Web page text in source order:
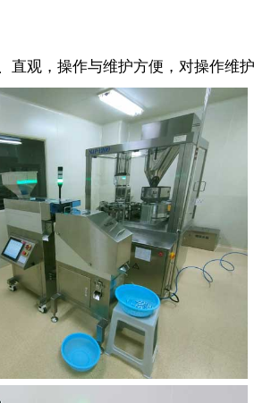
直观，操作与维护方便，对操作维